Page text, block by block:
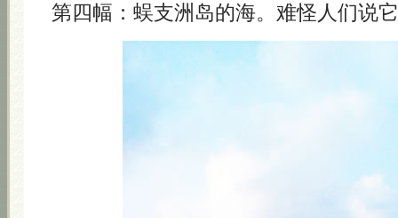
第四幅：蜈支洲岛的海。难怪人们说